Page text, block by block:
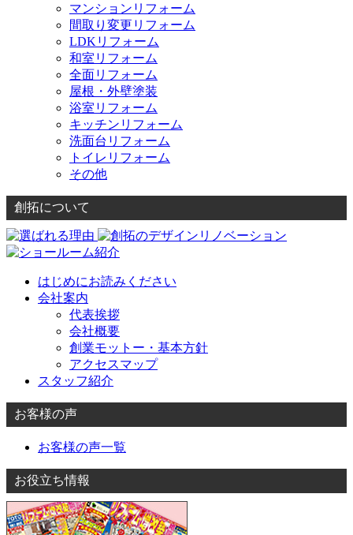
マンションリフォーム
間取り変更リフォーム
LDKリフォーム
和室リフォーム
全面リフォーム
屋根・外壁塗装
浴室リフォーム
キッチンリフォーム
洗面台リフォーム
トイレリフォーム
その他
創拓について
はじめにお読みください
会社案内
代表挨拶
会社概要
創業モットー・基本方針
アクセスマップ
スタッフ紹介
お客様の声
お客様の声一覧
お役立ち情報